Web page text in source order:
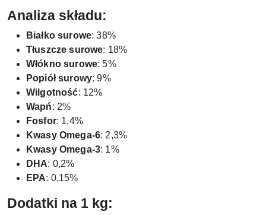
Analiza składu:
Białko surowe: 38%
Tłuszcze surowe: 18%
Włókno surowe: 5%
Popiół surowy: 9%
Wilgotność: 12%
Wapń: 2%
Fosfor: 1,4%
Kwasy Omega-6: 2,3%
Kwasy Omega-3: 1%
DHA: 0,2%
EPA: 0,15%
Dodatki na 1 kg: